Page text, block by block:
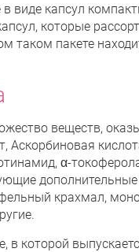
виде капсул
которые
пакете
веществ,
Аскорбиновая
α-
крахмал,
в которой